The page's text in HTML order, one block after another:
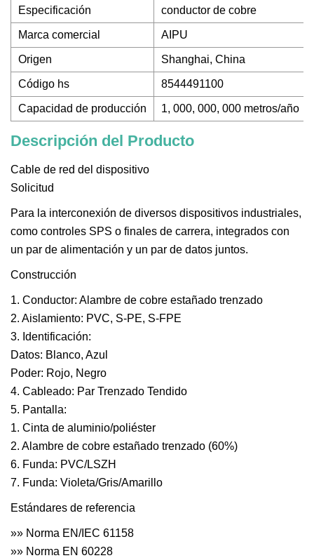
Especificación conductor de cobre
Marca comercial AIPU
Origen Shanghai, China
Código hs 8544491100
Capacidad de producción 1, 000, 000, 000 metros/año
Descripción del Producto
Cable de red del dispositivo
Solicitud
Para la interconexión de diversos dispositivos industriales,
como controles SPS o finales de carrera, integrados con
un par de alimentación y un par de datos juntos.
Construcción
1. Conductor: Alambre de cobre estañado trenzado
2. Aislamiento: PVC, S-PE, S-FPE
3. Identificación:
Datos: Blanco, Azul
Poder: Rojo, Negro
4. Cableado: Par Trenzado Tendido
5. Pantalla:
1. Cinta de aluminio/poliéster
2. Alambre de cobre estañado trenzado (60%)
6. Funda: PVC/LSZH
7. Funda: Violeta/Gris/Amarillo
Estándares de referencia
»» Norma EN/IEC 61158
»» Norma EN 60228